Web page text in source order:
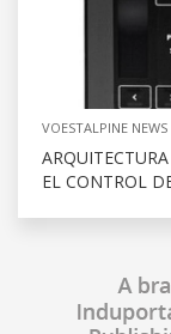
VOESTALPINE NEWS
EL CONTROL